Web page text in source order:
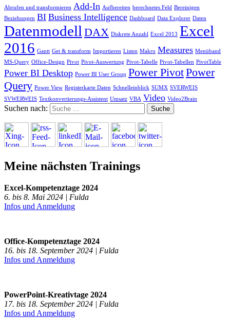
Abrufen und transformieren Add-In Aufbereiten berechnetes Feld Bereinigen
Beziehungen BI Business Intelligence Dashboard Data Explorer Daten
Datenmodell DAX Diskrete Anzahl Excel 2013 Excel
2016 Gantt Get & transform Importieren Listen Makro Measures Menüband
MS-Query Office-Design Pivot Pivot-Auswertung Pivot-Tabelle Pivot-Tabellen PivotTable
Power BI Desktop Power BI User Group Power PivotPower
Query Power View Registerkarte Daten Schnelleinblick SUMX SVERWEIS
SVWERWEIS Textkonvertierungs-Assistent Umsatz VBA Video Video2Brain
Suchen nach:
Meine nächsten Trainings
Excel-Kompetenztage 2024
6. bis 8. Mai 2024 | Fulda
Infos und Anmeldung
Office-Kompetenztage 2024
16. bis 18. September 2024 | Fulda
Infos und Anmeldung
PowerPoint-Kreativtage 2024
17. bis 18. September 2024 | Fulda
Infos und Anmeldung